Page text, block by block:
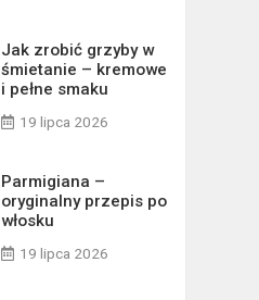
Jak zrobić grzyby w
śmietanie – kremowe
i pełne smaku
19 lipca 2026
Parmigiana –
oryginalny przepis po
włosku
19 lipca 2026